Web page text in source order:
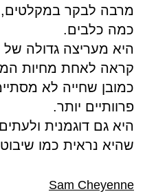
מרבה לבקר
כמה כלבים.
היא מעריצה גדולה של
קראה לאחת מחיות
כמובן שחייה לא
פרוותיים יותר.
היא גם דוגמנית
שהיא נראית כמו
Sam Cheyenne